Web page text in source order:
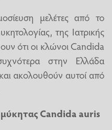
μελέτες από το
της Ιατρικής
ότι οι κλώνοι Candida
στην Ελλάδα
ακολουθούν αυτοί από
μύκητας Candida auris